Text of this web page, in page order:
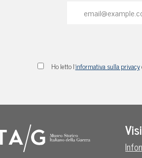
Ho letto l'informativa sulla privacy